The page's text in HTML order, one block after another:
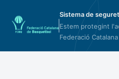
Sistema de
Estem protegint
Federació